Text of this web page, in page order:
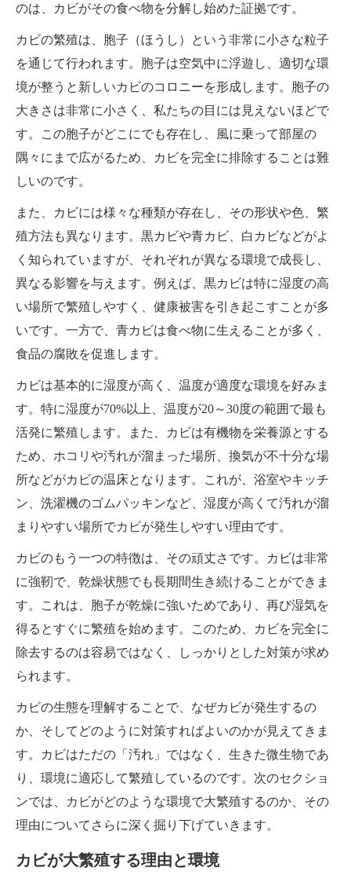
のは、カビがその食べ物を分解し始めた証拠です。
カビの繁殖は、胞子（ほうし）という非常に小さな粒子
を通じて行われます。胞子は空気中に浮遊し、適切な環
境が整うと新しいカビのコロニーを形成します。胞子の
大きさは非常に小さく、私たちの目には見えないほどで
す。この胞子がどこにでも存在し、風に乗って部屋の
隅々にまで広がるため、カビを完全に排除することは難
しいのです。
また、カビには様々な種類が存在し、その形状や色、繁
殖方法も異なります。黒カビや青カビ、白カビなどがよ
く知られていますが、それぞれが異なる環境で成長し、
異なる影響を与えます。例えば、黒カビは特に湿度の高
い場所で繁殖しやすく、健康被害を引き起こすことが多
いです。一方で、青カビは食べ物に生えることが多く、
食品の腐敗を促進します。
カビは基本的に湿度が高く、温度が適度な環境を好みま
す。特に湿度が70%以上、温度が20～30度の範囲で最も
活発に繁殖します。また、カビは有機物を栄養源とする
ため、ホコリや汚れが溜まった場所、換気が不十分な場
所などがカビの温床となります。これが、浴室やキッチ
ン、洗濯機のゴムパッキンなど、湿度が高くて汚れが溜
まりやすい場所でカビが発生しやすい理由です。
カビのもう一つの特徴は、その頑丈さです。カビは非常
に強靭で、乾燥状態でも長期間生き続けることができま
す。これは、胞子が乾燥に強いためであり、再び湿気を
得るとすぐに繁殖を始めます。このため、カビを完全に
除去するのは容易ではなく、しっかりとした対策が求め
られます。
カビの生態を理解することで、なぜカビが発生するの
か、そしてどのように対策すればよいのかが見えてきま
す。カビはただの「汚れ」ではなく、生きた微生物であ
り、環境に適応して繁殖しているのです。次のセクショ
ンでは、カビがどのような環境で大繁殖するのか、その
理由についてさらに深く掘り下げていきます。
カビが大繁殖する理由と環境